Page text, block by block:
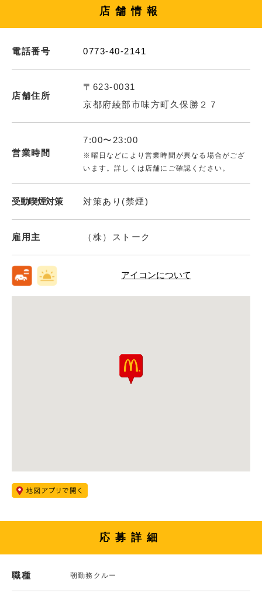
店舗情報
電話番号 0773-40-2141
店舗住所
〒623-0031
京都府綾部市味方町久保勝２７
営業時間
7:00〜23:00
※曜日などにより営業時間が異なる場合がござ
います。詳しくは店舗にご確認ください。
受動喫煙対策 対策あり(禁煙)
雇用主 （株）ストーク
アイコンについて
応募詳細
職種 朝勤務クルー